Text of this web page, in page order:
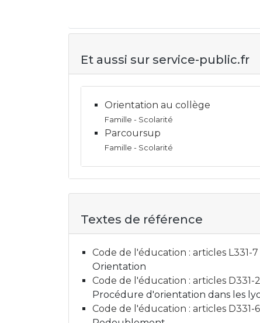
Et aussi sur service-public.fr
Orientation au collège
Famille - Scolarité
Parcoursup
Famille - Scolarité
Textes de référence
Code de l'éducation : articles L331-7
Orientation
Code de l'éducation : articles D331-
Procédure d'orientation dans les
Code de l'éducation : articles D331-